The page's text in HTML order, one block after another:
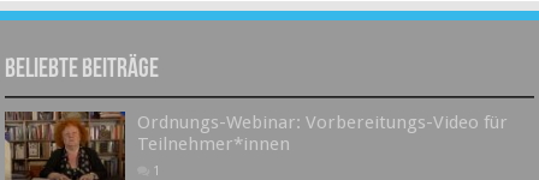
Beliebte Beiträge
Ordnungs-Webinar: Vorbereitungs-Video für
Teilnehmer*innen
1